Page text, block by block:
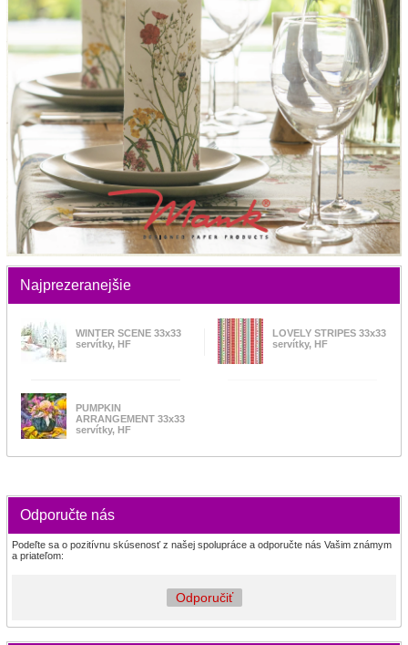
Najprezeranejšie
WINTER SCENE 33x33
servítky, HF
LOVELY STRIPES 33x33
servítky, HF
PUMPKIN
ARRANGEMENT 33x33
servítky, HF
Odporučte nás
Podeľte sa o pozitívnu skúsenosť z našej spolupráce a odporučte nás Vašim známym
a priateľom:
Odporučiť